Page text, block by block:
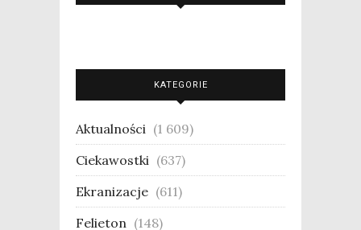
KATEGORIE
Aktualności (1 609)
Ciekawostki (637)
Ekranizacje (611)
Felieton (148)